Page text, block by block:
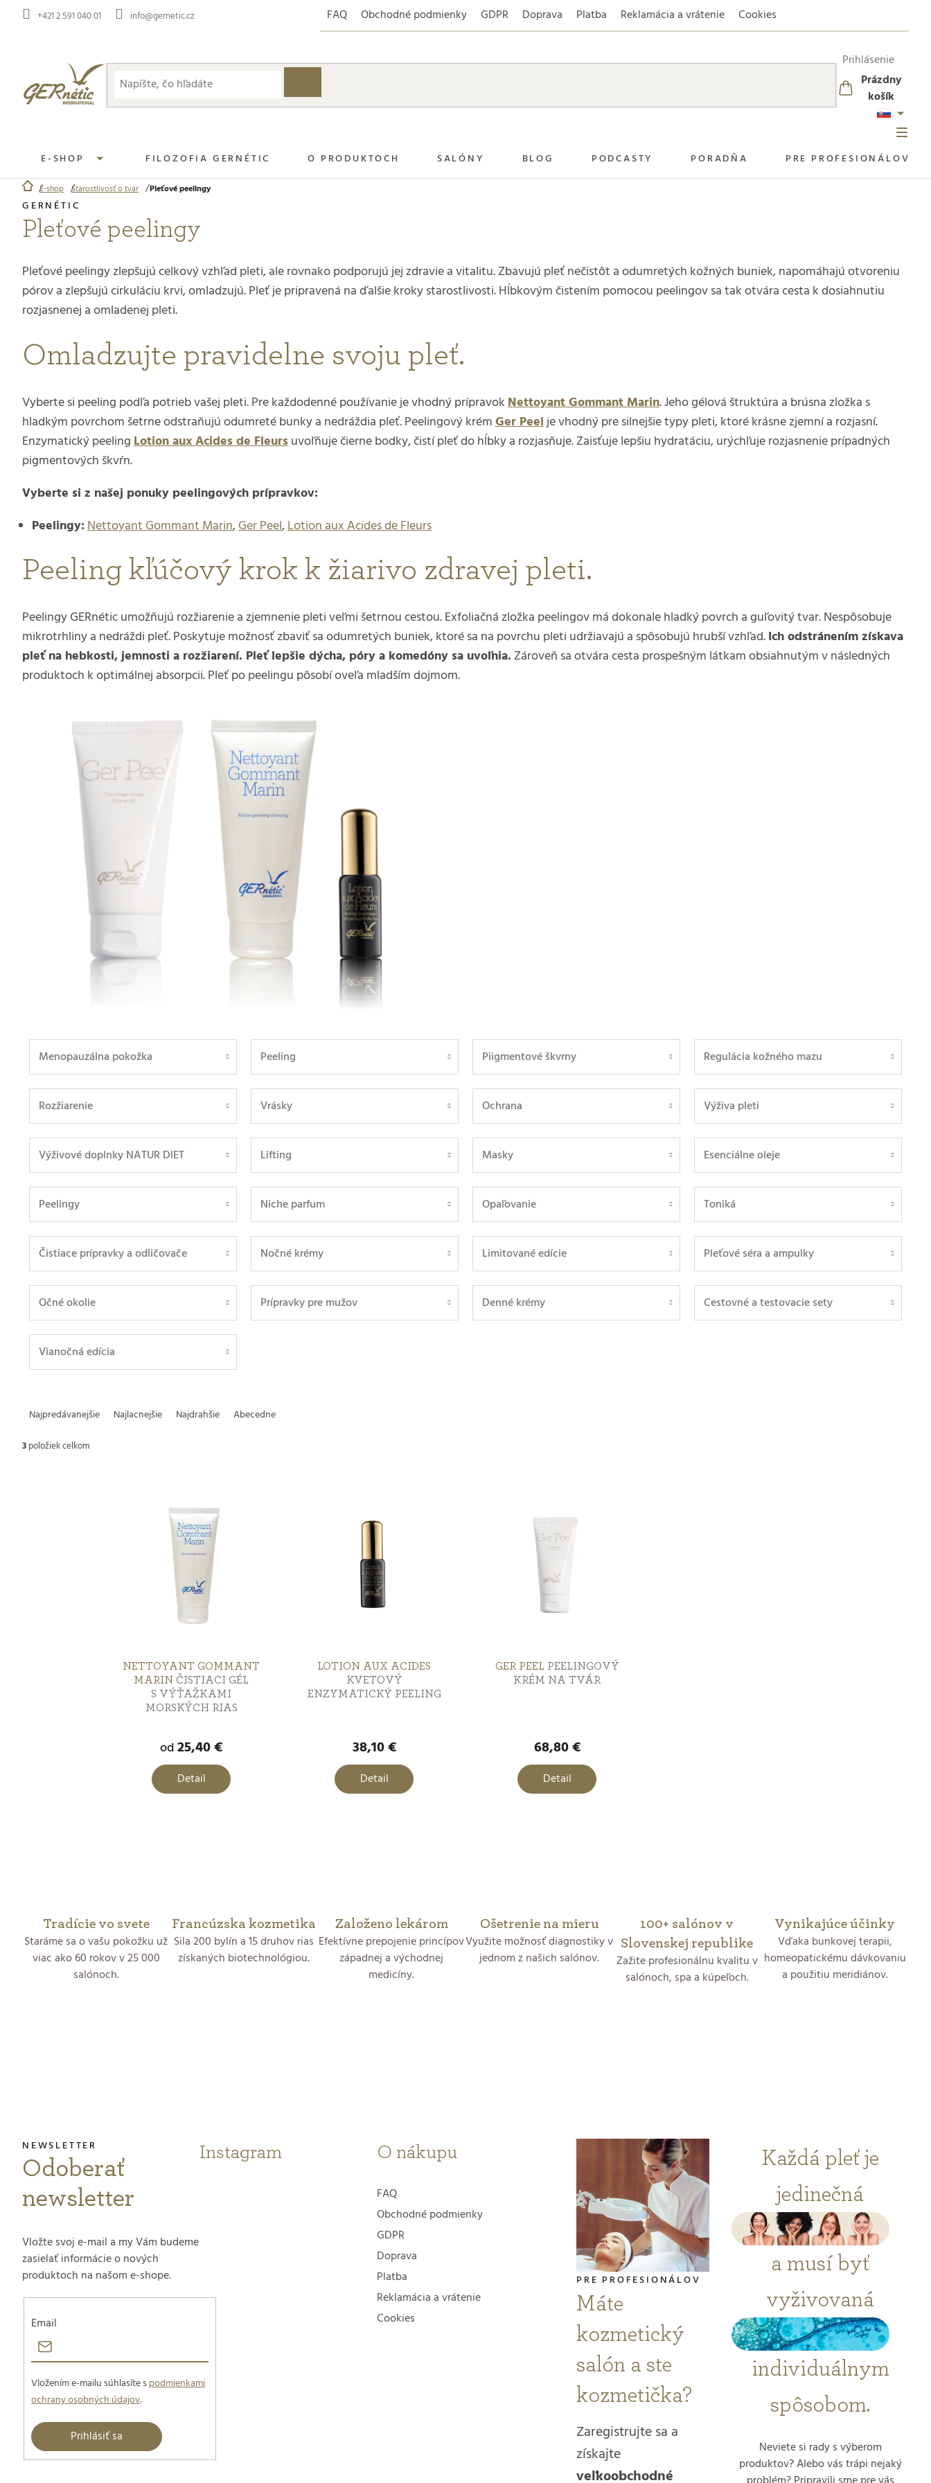
Prejsť
+421 2 591 040 01 info@gernetic.cz FAQ Obchodné podmienky GDPR Doprava Platba Reklamácia a vrátenie Cookies
Prihlásenie
NÁKUPNÝ
KOŠÍK
Prázdny
košík
E-SHOP FILOZOFIA GERNÉTIC O PRODUKTOCH SALÓNY BLOG PODCASTY PORADŇA PRE PROFESIONÁLOV
Domov
E-shop Starostlivosť o tvár Pleťové peelingy
Pleťové peelingy
Pleťové peelingy zlepšujú celkový vzhľad pleti, ale rovnako podporujú jej zdravie a vitalitu. Zbavujú pleť nečistôt a odumretých kožných buniek, napomáhajú otvoreniu
pórov a zlepšujú cirkuláciu krvi, omladzujú. Pleť je pripravená na ďalšie kroky starostlivosti. Hĺbkovým čistením pomocou peelingov sa tak otvára cesta k dosiahnutiu
rozjasnenej a omladenej pleti.
Omladzujte pravidelne svoju pleť.
Vyberte si peeling podľa potrieb vašej pleti. Pre každodenné používanie je vhodný prípravokNettoyant Gommant Marin. Jeho gélová štruktúra a brúsna zložka s
hladkým povrchom šetrne odstraňujú odumreté bunky a nedráždia pleť. Peelingový krémGer Peelje vhodný pre silnejšie typy pleti, ktoré krásne zjemní a rozjasní.
Enzymatický peelingLotion aux Acides de Fleursuvoľňuje čierne bodky, čistí pleť do hĺbky a rozjasňuje. Zaisťuje lepšiu hydratáciu, urýchľuje rozjasnenie prípadných
pigmentových škvŕn.
Vyberte si z našej ponuky peelingových prípravkov:
Peelingy:Nettoyant Gommant Marin,Ger Peel,Lotion aux Acides de Fleurs
Peeling kľúčový krok k žiarivo zdravej pleti.
Peelingy GERnétic umožňujú rozžiarenie a zjemnenie pleti veľmi šetrnou cestou. Exfoliačná zložka peelingov má dokonale hladký povrch a guľovitý tvar. Nespôsobuje
mikrotrhliny a nedráždi pleť. Poskytuje možnosť zbaviť sa odumretých buniek, ktoré sa na povrchu pleti udržiavajú a spôsobujú hrubší vzhľad.Ich odstránením získava
pleť na hebkosti, jemnosti a rozžiarení. Pleť lepšie dýcha, póry a komedóny sa uvoľnia. Zároveň sa otvára cesta prospešným látkam obsiahnutým v následných
produktoch k optimálnej absorpcii. Pleť po peelingu pôsobí oveľa mladším dojmom.
Menopauzálna pokožka Peeling Piigmentové škvrny Regulácia kožného mazu
Rozžiarenie Vrásky Ochrana Výživa pleti
Výživové doplnky NATUR DIET Lifting Masky Esenciálne oleje
Peelingy Niche parfum Opaľovanie Toniká
Čistiace prípravky a odličovače Nočné krémy Limitované edície Pleťové séra a ampulky
Očné okolie Prípravky pre mužov Denné krémy Cestovné a testovacie sety
Vianočná edícia
R
a
Najpredávanejšie Najlacnejšie Najdrahšie Abecedne
3položiek celkom
NETTOYANT GOMMANT
MARIN ČISTIACI GÉL
S VÝŤAŽKAMI
MORSKÝCH RIAS
od25,40 €
Detail
LOTION AUX ACIDES
KVETOVÝ
ENZYMATICKÝ PEELING
38,10 €
Detail
GER PEEL PEELINGOVÝ
KRÉM NA TVÁR
68,80 €
Detail
d
v
i
Tradície vo svete
Staráme sa o vašu pokožku už
viac ako 60 rokov v 25 000
salónoch.
Francúzska kozmetika
Sila 200 bylín a 15 druhov rias
získaných biotechnológiou.
Založeno lekárom
Efektívne prepojenie princípov
západnej a východnej
medicíny.
Ošetrenie na mieru
Využite možnosť diagnostiky v
jednom z našich salónov.
100+ salónov v
Slovenskej republike
Zažite profesionálnu kvalitu v
salónoch, spa a kúpeľoch.
Vynikajúce účinky
Vďaka bunkovej terapii,
homeopatickému dávkovaniu
a použitiu meridiánov.
Odoberať
newsletter
Vložte svoj e-mail a my Vám budeme
zasielať informácie o nových
produktoch na našom e-shope.
Email
Vložením e-mailu súhlasíte spodmienkami
ochrany osobných údajov.
Prihlásiť sa
Instagram O nákupu
FAQ
Obchodné podmienky
GDPR
Doprava
Platba
Reklamácia a vrátenie
Cookies
PRE PROFESIONÁLOV
Máte
kozmetický
salón a ste
kozmetička?
Zaregistrujte sa a
získajte
veľkoobchodné
Každá pleť je
jedinečná
a musí byť
vyživovaná
individuálnym
spôsobom.
Neviete si rady s výberom
produktov? Alebo vás trápi nejaký